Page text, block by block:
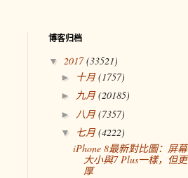
博客归档
▼ 2017(33521)
► 十月(1757)
► 九月(20185)
► 八月(7357)
▼ 七月(4222)
iPhone 8最新對比圖：屏幕
大小與7 Plus一樣，但更
厚